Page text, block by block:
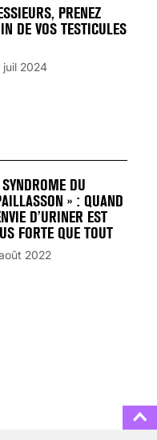
PRENEZ
DE VOS TESTICULES
juil 2024
DU
» : QUAND
D’URINER EST
FORTE QUE TOUT
2022